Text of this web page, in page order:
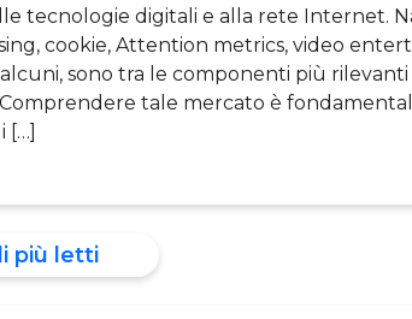
tecnologie digitali e alla rete Internet.
cookie, Attention metrics, video
sono tra le componenti più
tale mercato è
[…]
più letti